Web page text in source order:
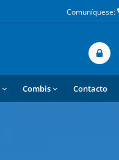
Comuníquese:
Combis Contacto